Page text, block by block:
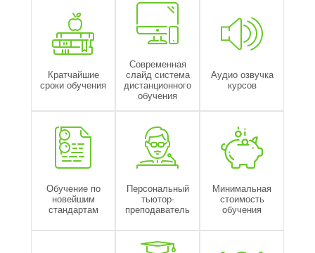
Кратчайшие
сроки обучения
Современная
слайд система
дистанционного
обучения
Аудио озвучка
курсов
Обучение по
новейшим
стандартам
Персональный
тьютор-
преподаватель
Минимальная
стоимость
обучения